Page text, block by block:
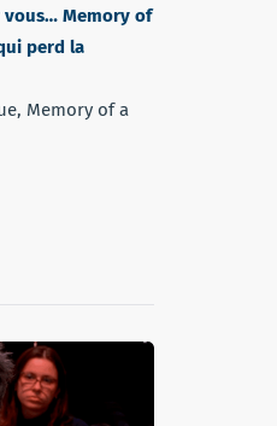
Memory of
perd la
Memory of a